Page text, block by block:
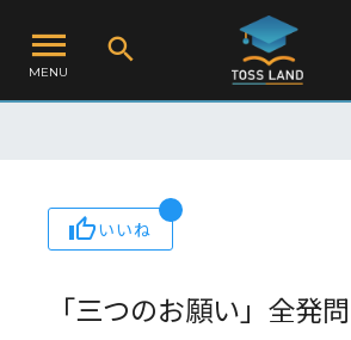
MENU
いいね
「三つのお願い」全発問